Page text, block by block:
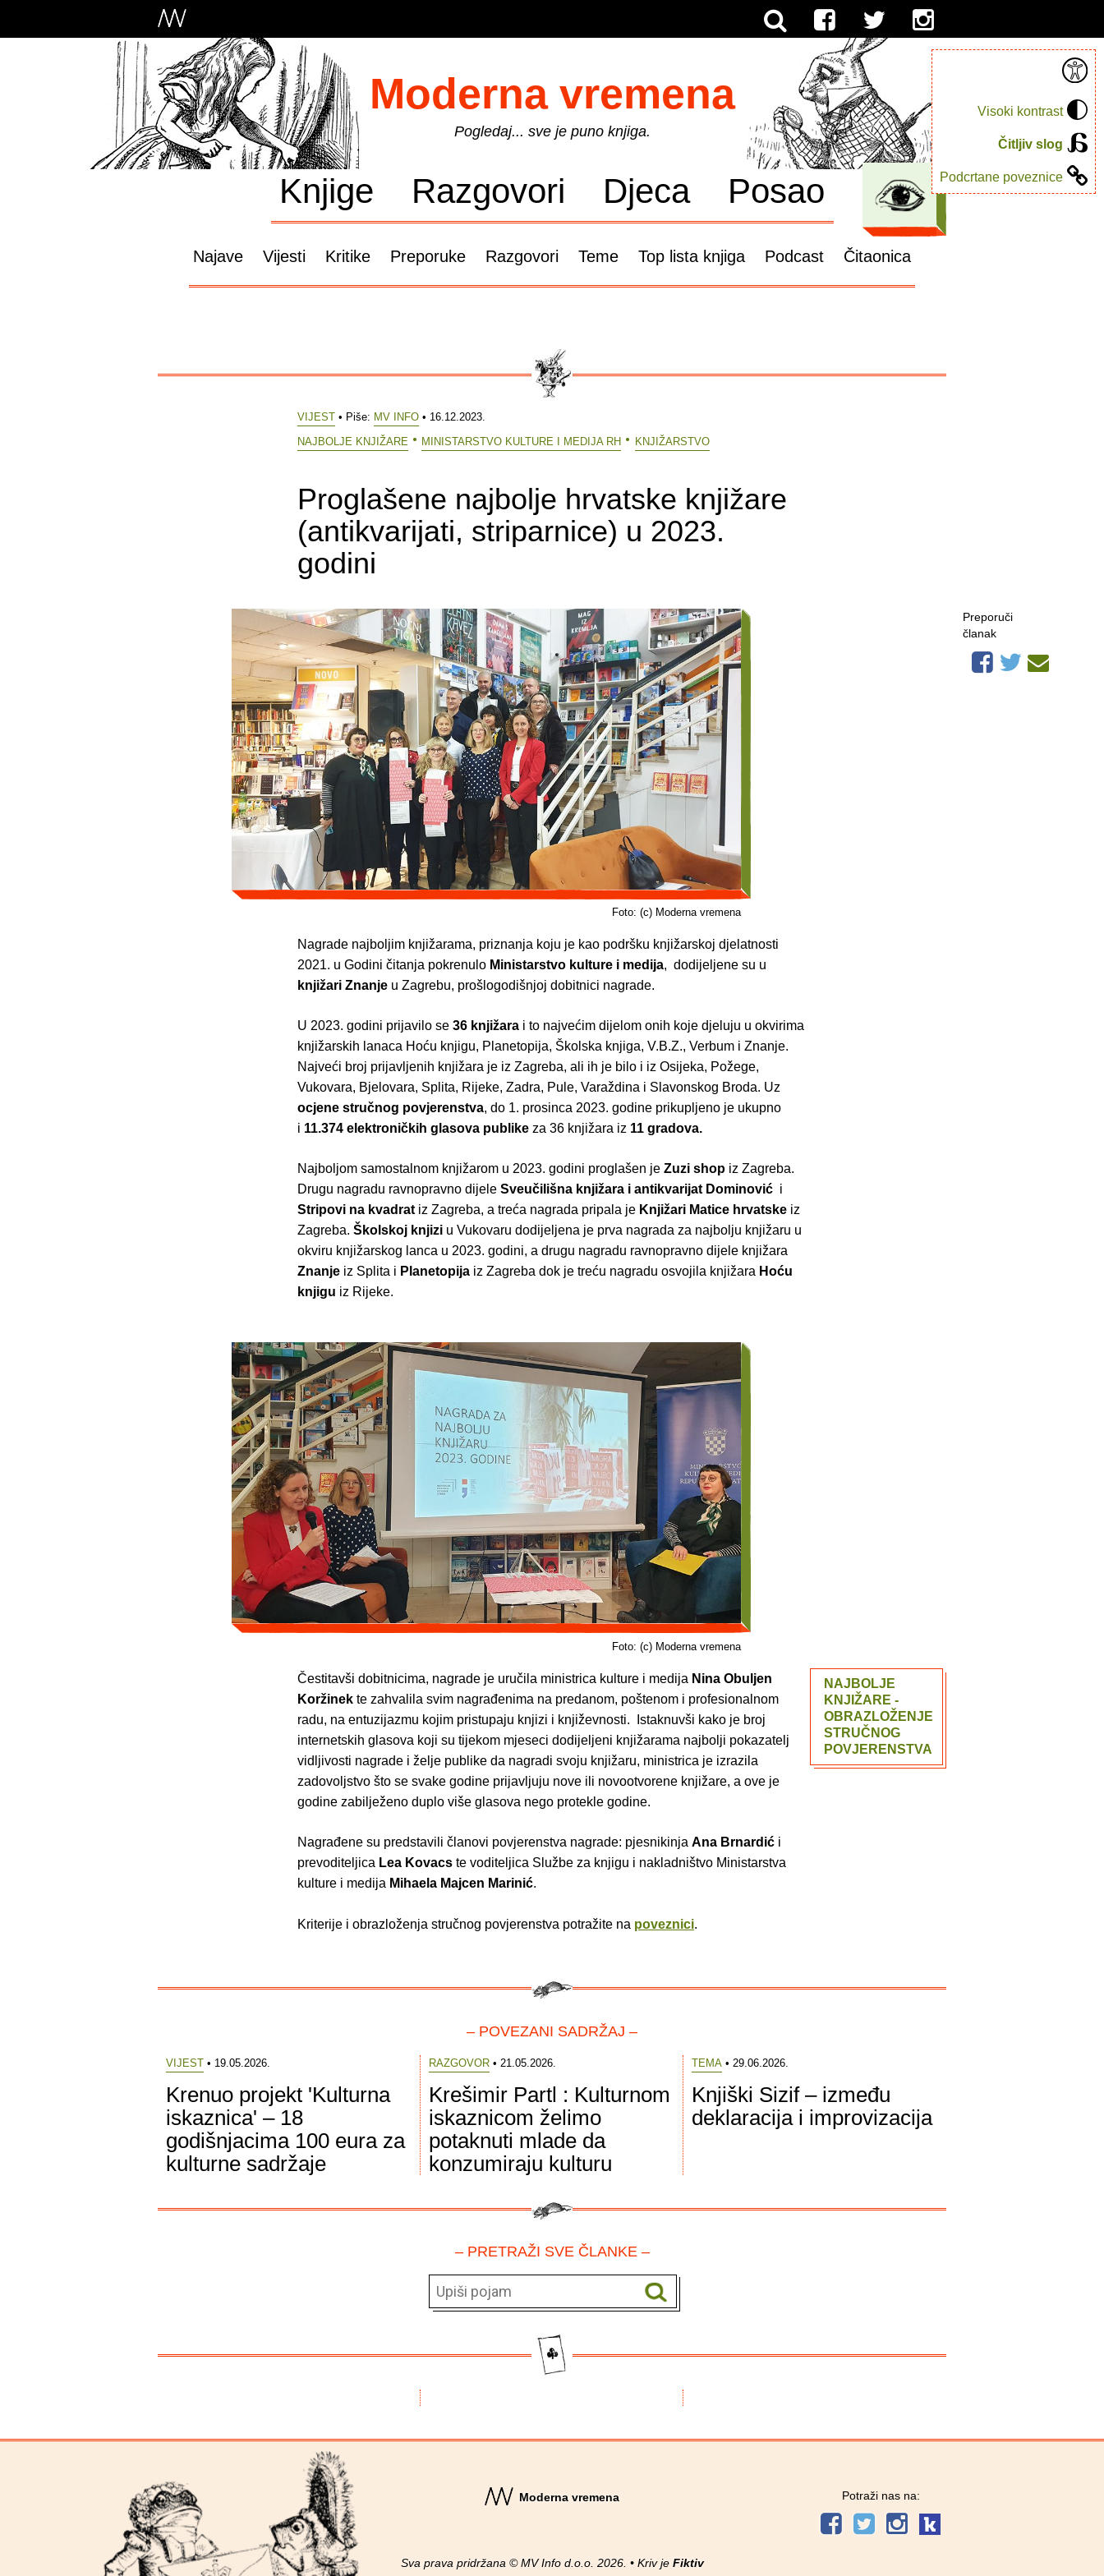
Visoki kontrast
Čitljiv slog
Podcrtane poveznice
Moderna vremena
Pogledaj... sve je puno knjiga.
Knjige Razgovori Djeca Posao
Najave Vijesti Kritike Preporuke Razgovori Teme Top lista knjiga Podcast Čitaonica
VIJEST • Piše: MV INFO • 16.12.2023.
NAJBOLJE KNJIŽARE
MINISTARSTVO KULTURE I MEDIJA RH KNJIŽARSTVO
Proglašene najbolje hrvatske knjižare
(antikvarijati, striparnice) u 2023.
godini
Foto: (c) Moderna vremena
Nagrade najboljim knjižarama, priznanja koju je kao podršku knjižarskoj djelatnosti
2021. u Godini čitanja pokrenulo Ministarstvo kulture i medija, dodijeljene su u
knjižari Znanje u Zagrebu, prošlogodišnjoj dobitnici nagrade.
U 2023. godini prijavilo se 36 knjižara i to najvećim dijelom onih koje djeluju u okvirima
knjižarskih lanaca Hoću knjigu, Planetopija, Školska knjiga, V.B.Z., Verbum i Znanje.
Najveći broj prijavljenih knjižara je iz Zagreba, ali ih je bilo i iz Osijeka, Požege,
Vukovara, Bjelovara, Splita, Rijeke, Zadra, Pule, Varaždina i Slavonskog Broda. Uz
ocjene stručnog povjerenstva, do 1. prosinca 2023. godine prikupljeno je ukupno
i 11.374 elektroničkih glasova publike za 36 knjižara iz 11 gradova.
Najboljom samostalnom knjižarom u 2023. godini proglašen je Zuzi shop iz Zagreba.
Drugu nagradu ravnopravno dijele Sveučilišna knjižara i antikvarijat Dominović i
Stripovi na kvadrat iz Zagreba, a treća nagrada pripala je Knjižari Matice hrvatske iz
Zagreba. Školskoj knjizi u Vukovaru dodijeljena je prva nagrada za najbolju knjižaru u
okviru knjižarskog lanca u 2023. godini, a drugu nagradu ravnopravno dijele knjižara
Znanje iz Splita i Planetopija iz Zagreba dok je treću nagradu osvojila knjižara Hoću
knjigu iz Rijeke.
Foto: (c) Moderna vremena
NAJBOLJE
KNJIŽARE -
OBRAZLOŽENJE
STRUČNOG
POVJERENSTVA
Čestitavši dobitnicima, nagrade je uručila ministrica kulture i medija Nina Obuljen
Koržinek te zahvalila svim nagrađenima na predanom, poštenom i profesionalnom
radu, na entuzijazmu kojim pristupaju knjizi i književnosti. Istaknuvši kako je broj
internetskih glasova koji su tijekom mjeseci dodijeljeni knjižarama najbolji pokazatelj
vidljivosti nagrade i želje publike da nagradi svoju knjižaru, ministrica je izrazila
zadovoljstvo što se svake godine prijavljuju nove ili novootvorene knjižare, a ove je
godine zabilježeno duplo više glasova nego protekle godine.
Nagrađene su predstavili članovi povjerenstva nagrade: pjesnikinja Ana Brnardić i
prevoditeljica Lea Kovacs te voditeljica Službe za knjigu i nakladništvo Ministarstva
kulture i medija Mihaela Majcen Marinić.
Kriterije i obrazloženja stručnog povjerenstva potražite na poveznici.
Preporuči
članak
– POVEZANI SADRŽAJ –
VIJEST• 19.05.2026.
Krenuo projekt 'Kulturna
iskaznica' – 18
godišnjacima 100 eura za
kulturne sadržaje
RAZGOVOR• 21.05.2026.
Krešimir Partl : Kulturnom
iskaznicom želimo
potaknuti mlade da
konzumiraju kulturu
TEMA• 29.06.2026.
Knjiški Sizif – između
deklaracija i improvizacija
– PRETRAŽI SVE ČLANKE –
Moderna vremena
Sva prava pridržana © MV Info d.o.o. 2026. • Kriv je Fiktiv
Potraži nas na: